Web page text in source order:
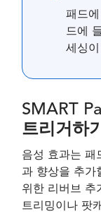
패드
드에
세싱
SMART
트리거하기
음성 효과는 패
과 향상을 추가
위한 리버브 추
트리밍이나 팟